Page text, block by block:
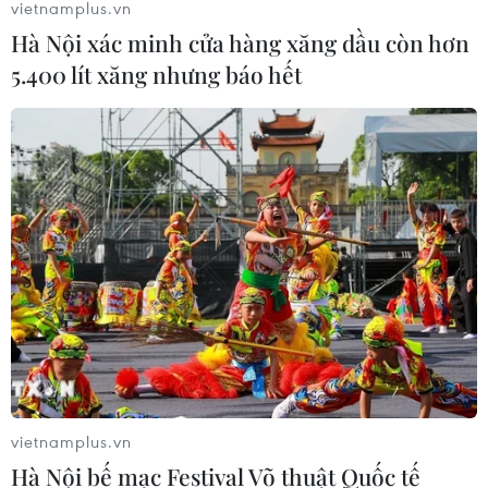
Xây dựng hành lang pháp lý để tháo
gỡ điểm nghẽn, đưa công nghiệp văn
hóa phát triển
09/08/2026 05:26
Chuyển Bộ Công an thông tin 7 cá
nhân bán vàng không rõ nguồn gốc
08/08/2026 14:37
Cựu Trưởng ban quản lý chung cư
lừa bán căn hộ tái định cư, chiếm
đoạt hơn 2 tỷ đồng
vietnamplus.vn
Hà Nội xác minh cửa hàng xăng dầu còn hơn
5.400 lít xăng nhưng báo hết
vietnamplus.vn
Hà Nội bế mạc Festival Võ thuật Quốc tế